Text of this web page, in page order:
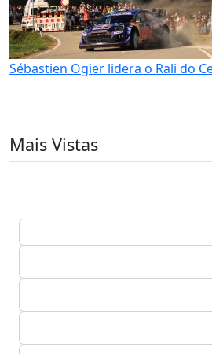
Sébastien Ogier lidera o Rali do
Mais Vistas